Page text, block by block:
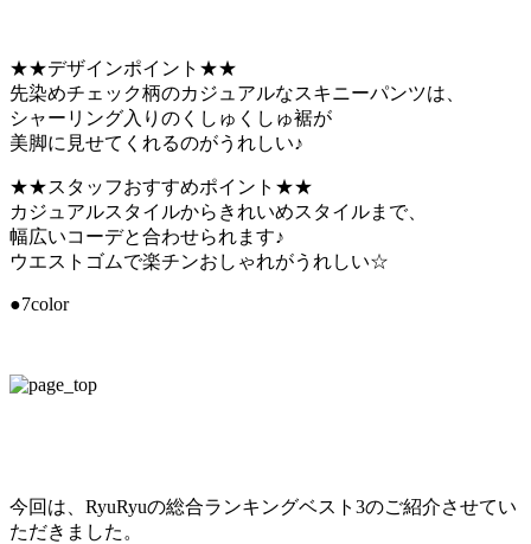
★★デザインポイント★★
先染めチェック柄のカジュアルなスキニーパンツは、
シャーリング入りのくしゅくしゅ裾が
美脚に見せてくれるのがうれしい♪
★★スタッフおすすめポイント★★
カジュアルスタイルからきれいめスタイルまで、
幅広いコーデと合わせられます♪
ウエストゴムで楽チンおしゃれがうれしい☆
●7color
今回は、RyuRyuの総合ランキングベスト3のご紹介させてい
ただきました。